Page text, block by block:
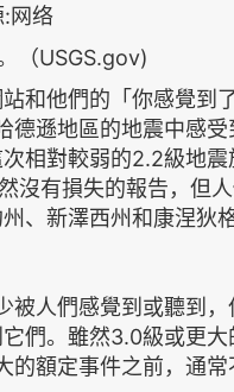
（USGS.gov)
和他們的「你感覺到
德遜地區的地震中感
相對較弱的2.2級地
沒有損失的報告，但
、新澤西州和康涅狄
人們感覺到或聽到，
們。雖然3.0級或更
額定事件之前，通